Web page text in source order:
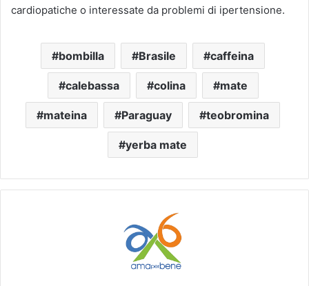
cardiopatiche o interessate da problemi di ipertensione.
bombilla Brasile caffeina
calebassa colina mate
mateina Paraguay teobromina
yerba mate